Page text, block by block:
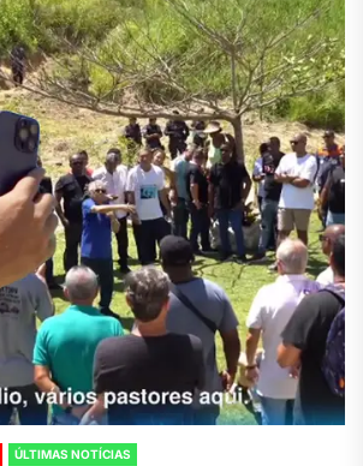
ÚLTIMAS NOTÍCIAS